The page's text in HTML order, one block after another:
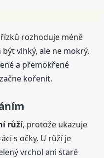
rozhoduje méně
vlhký, ale ne mokrý.
a přemokřené
kořenit.
růží, protože ukazuje
s očky. U růží je
vrchol ani staré